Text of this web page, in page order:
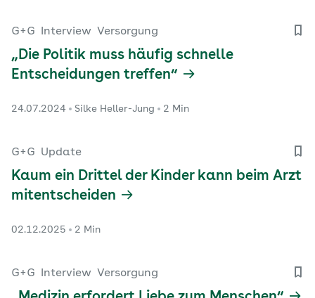
G+G Interview Versorgung
„Die Politik muss häufig schnelle
Entscheidungen treffen“
24.07.2024 Silke Heller-Jung 2 Min
G+G Update
Kaum ein Drittel der Kinder kann beim Arzt
mitentscheiden
02.12.2025 2 Min
G+G Interview Versorgung